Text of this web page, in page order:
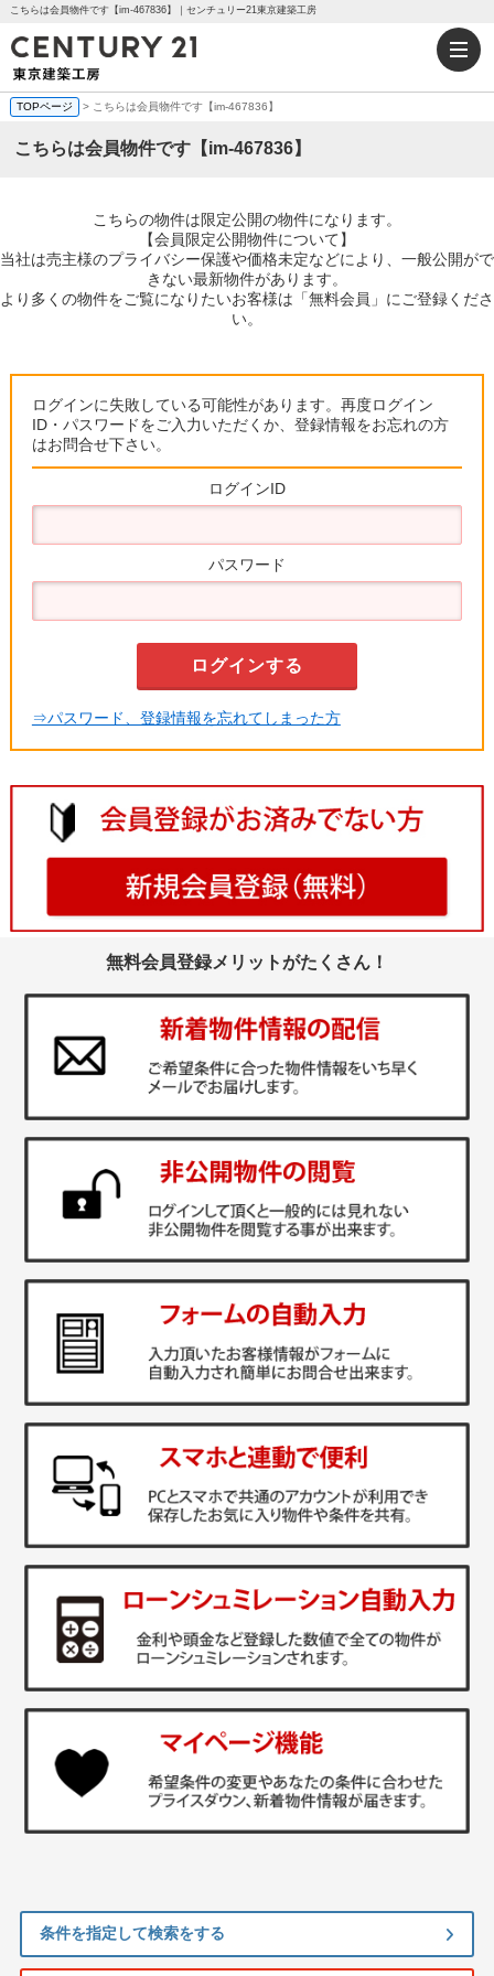
こちらは会員物件です【im-467836】｜センチュリー21東京建築工房
TOPページ > こちらは会員物件です【im-467836】
こちらは会員物件です【im-467836】
こちらの物件は限定公開の物件になります。
【会員限定公開物件について】
当社は売主様のプライバシー保護や価格未定などにより、一般公開がで
きない最新物件があります。
より多くの物件をご覧になりたいお客様は「無料会員」にご登録くださ
い。
ログインに失敗している可能性があります。再度ログイン
ID・パスワードをご入力いただくか、登録情報をお忘れの方
はお問合せ下さい。
ログインID
パスワード
⇒パスワード、登録情報を忘れてしまった方
無料会員登録メリットがたくさん！
条件を指定して検索をする